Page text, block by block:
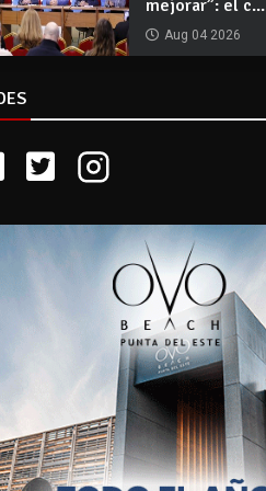
mejorar”: el c...
Aug 04 2026